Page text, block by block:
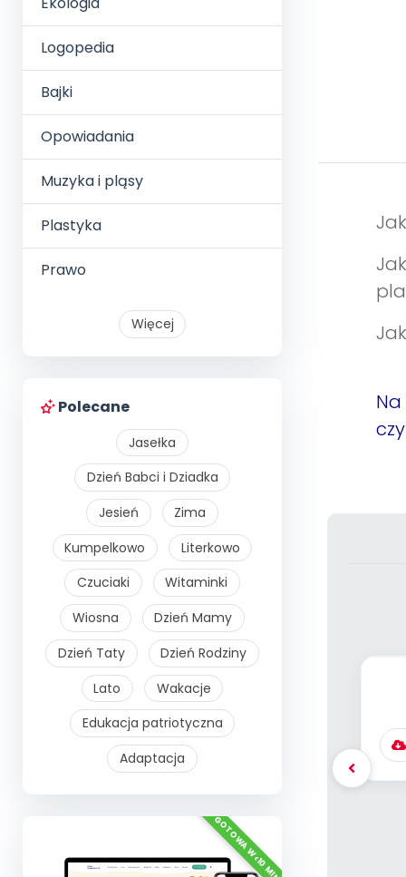
Logopedia
Bajki
Opowiadania
Muzyka i pląsy
Plastyka
Prawo
Więcej
Polecane
Jasełka
Dzień Babci i Dziadka
Jesień
Zima
Kumpelkowo
Literkowo
Czuciaki
Witaminki
Wiosna
Dzień Mamy
Dzień Taty
Dzień Rodziny
Lato
Wakacje
Edukacja patriotyczna
Adaptacja